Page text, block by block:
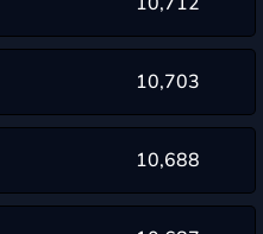
10,703
10,688